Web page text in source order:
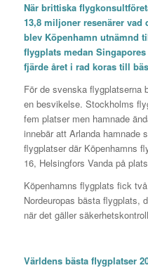
När brittiska
13,8 miljoner resenärer
blev Köpenhamn utnämnd
flygplats medan
fjärde året i rad koras till
För de svenska flygplatserna
en besvikelse. Stockholms
fem platser men hamnade
innebär att Arlanda hamnade
flygplatser där Köpenhamns
16, Helsingfors Vanda på
Köpenhamns flygplats fick
Nordeuropas bästa flygplats,
när det gäller
Världens bästa flygplatser